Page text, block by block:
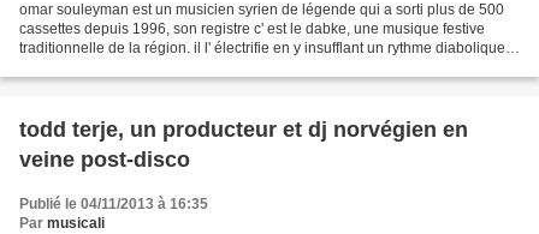
omar souleyman est un musicien syrien de légende qui a sorti plus de 500
cassettes depuis 1996, son registre c' est le dabke, une musique festive
traditionnelle de la région. il l' électrifie en y insufflant un rythme diabolique,
todd terje, un producteur et dj norvégien en
veine post-disco
Publié le 04/11/2013 à 16:35
Par musicali